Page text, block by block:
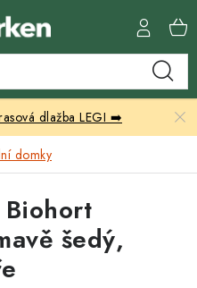
dlažba LEGI ➡️
domky
šedý,